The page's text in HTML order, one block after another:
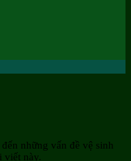
những vấn đề vệ sinh
viết này.